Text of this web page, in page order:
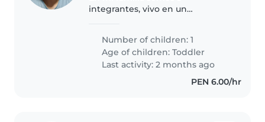
integrantes, vivo en un
Number of children: 1
Age of children:Toddler
Last activity: 2 months ago
PEN 6.00/hr